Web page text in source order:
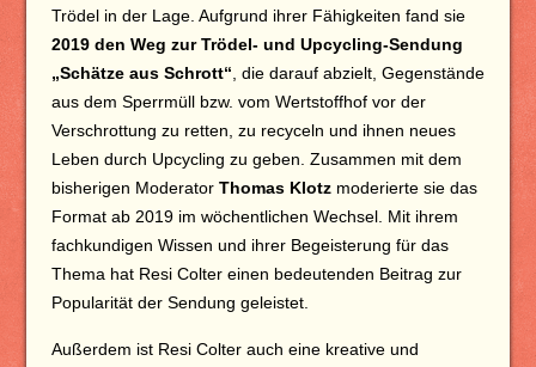
Trödel in der Lage. Aufgrund ihrer Fähigkeiten fand sie
2019 den Weg zur Trödel- und Upcycling-Sendung
„Schätze aus Schrott“ , die darauf abzielt, Gegenstände
aus dem Sperrmüll bzw. vom Wertstoffhof vor der
Verschrottung zu retten, zu recyceln und ihnen neues
Leben durch Upcycling zu geben. Zusammen mit dem
bisherigen Moderator Thomas Klotzmoderierte sie das
Format ab 2019 im wöchentlichen Wechsel. Mit ihrem
fachkundigen Wissen und ihrer Begeisterung für das
Thema hat Resi Colter einen bedeutenden Beitrag zur
Popularität der Sendung geleistet.
Außerdem ist Resi Colter auch eine kreative und